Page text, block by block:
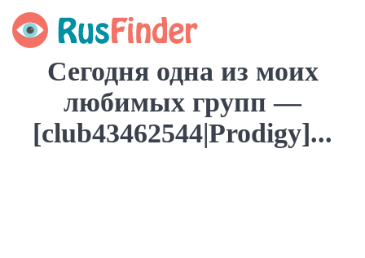
Сегодня одна из моих
любимых групп —
[club43462544|Prodigy]...